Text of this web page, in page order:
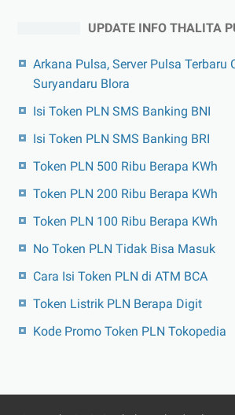
UPDATE INFO THALITA
Arkana Pulsa, Server Pulsa Terbaru
Suryandaru Blora
Isi Token PLN SMS Banking BNI
Isi Token PLN SMS Banking BRI
Token PLN 500 Ribu Berapa KWh
Token PLN 200 Ribu Berapa KWh
Token PLN 100 Ribu Berapa KWh
No Token PLN Tidak Bisa Masuk
Cara Isi Token PLN di ATM BCA
Token Listrik PLN Berapa Digit
Kode Promo Token PLN Tokopedia